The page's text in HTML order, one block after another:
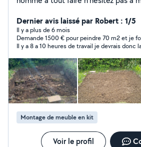
Dernier avis laissé par Robert : 1/5
Il y a plus de 6 mois
Demande 1500 € pour peindre 70 m2 et je
Il y a 8 a 10 heures de travail je devrais donc
une tentative d'arnaque!
Montage de meuble en kit
Voir le profil